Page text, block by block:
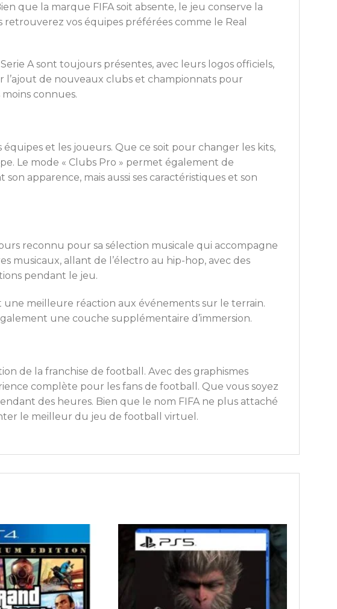
que la marque FIFA soit absente, le jeu conserve la
vos équipes préférées comme le Real
A sont toujours présentes, avec leurs logos officiels,
l’ajout de nouveaux clubs et championnats pour
connues.
et les joueurs. Que ce soit pour changer les kits,
Le mode « Clubs Pro » permet également de
apparence, mais aussi ses caractéristiques et son
reconnu pour sa sélection musicale qui accompagne
musicaux, allant de l’électro au hip-hop, avec des
pendant le jeu.
une meilleure réaction aux événements sur le terrain.
une couche supplémentaire d’immersion.
de la franchise de football. Avec des graphismes
complète pour les fans de football. Que vous soyez
des heures. Bien que le nom FIFA ne plus attaché
le meilleur du jeu de football virtuel.